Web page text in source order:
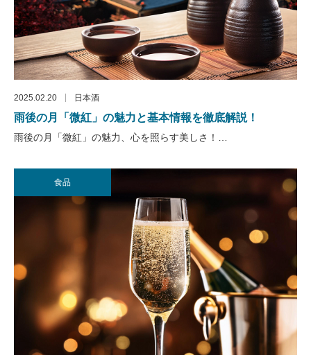
2025.02.20 日本酒
雨後の月「微紅」の魅力と基本情報を徹底解説！
雨後の月「微紅」の魅力、心を照らす美しさ！…
食品